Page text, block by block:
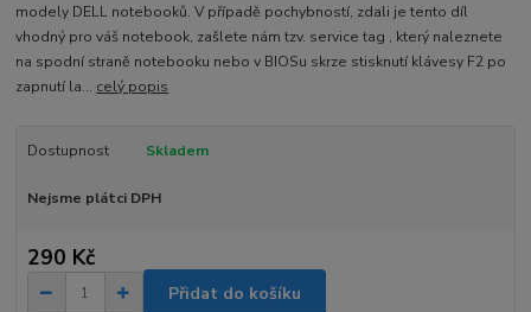
modely DELL notebooků. V případě pochybností, zdali je tento díl
vhodný pro váš notebook, zašlete nám tzv. service tag , který naleznete
na spodní straně notebooku nebo v BIOSu skrze stisknutí klávesy F2 po
zapnutí la... celý popis
Dostupnost Skladem
Nejsme plátci DPH
290 Kč
Přidat do košíku